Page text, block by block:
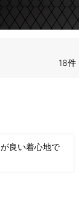
18
良い着心地で